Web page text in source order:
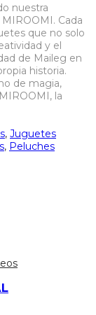
nuestra
Cada
que no solo
y el
de Maileg en
historia.
de magia,
la
, Juguetes
, Peluches